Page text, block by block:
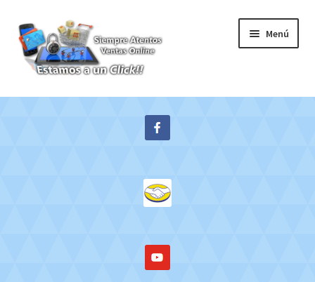
Ir
a
la
navegación
Ir
al
contenido
Menú
Inicio